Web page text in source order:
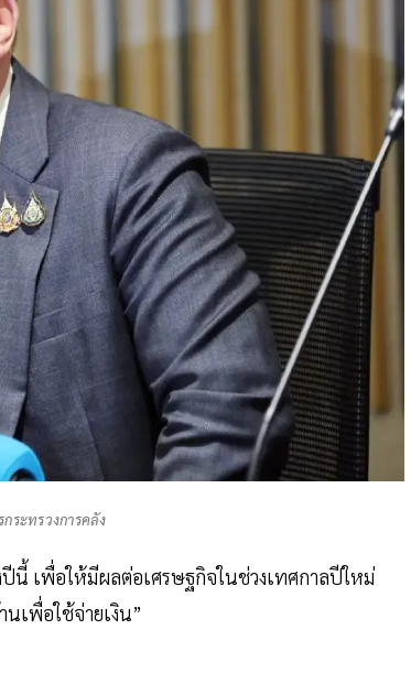
ระทรวงการคลัง
ปีนี้ เพื่อให้มีผลต่อเศรษฐกิจในช่วงเทศกาลปีใหม่
เพื่อใช้จ่ายเงิน”